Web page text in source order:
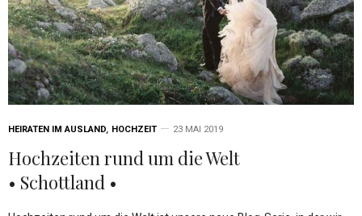
HEIRATEN IM AUSLAND, HOCHZEIT 23 MAI 2019
Hochzeiten rund um die Welt
• Schottland •